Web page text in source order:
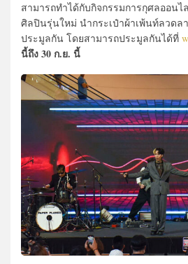
สามารถทำได้กับกิจกรรมการกุศลออน
ศิลปินรุ่นใหม่ นำกระเป๋าผ้าเพ้นท์ลวดล
ประมูลกัน โดยสามารถประมูลกันได้ที่
นี้ถึง 30 ก.ย. นี้